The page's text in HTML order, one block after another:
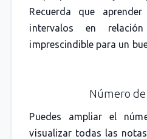
Recuerda que
intervalos en
imprescindible para un
Número
Puedes ampliar el
visualizar todas las